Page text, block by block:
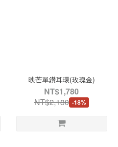
映芒單鑽耳環(玫瑰金)
NT$1,780
NT$2,180 -18%